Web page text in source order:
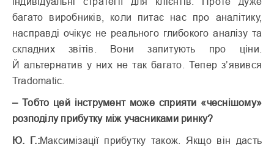
багато виробників, коли питає нас про аналітику,
насправді очікує не реального глибокого аналізу та
складних звітів. Вони запитують про ціни.
Й альтернатив у них не так багато. Тепер з’явився
Tradomatic.
– Тобто цей інструмент може сприя­ти «чеснішому»
розподілу прибутку між учасниками ринку?
Ю. Г.:Максимізації прибутку також. Якщо він дасть